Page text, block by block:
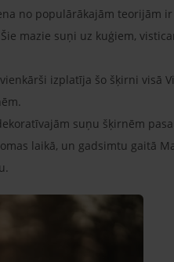
no populārākajām teorijām
mazie suņi uz kuģiem,
izplatīja šo šķirni visā
suņu šķirnēm
laikā, un gadsimtu gaitā